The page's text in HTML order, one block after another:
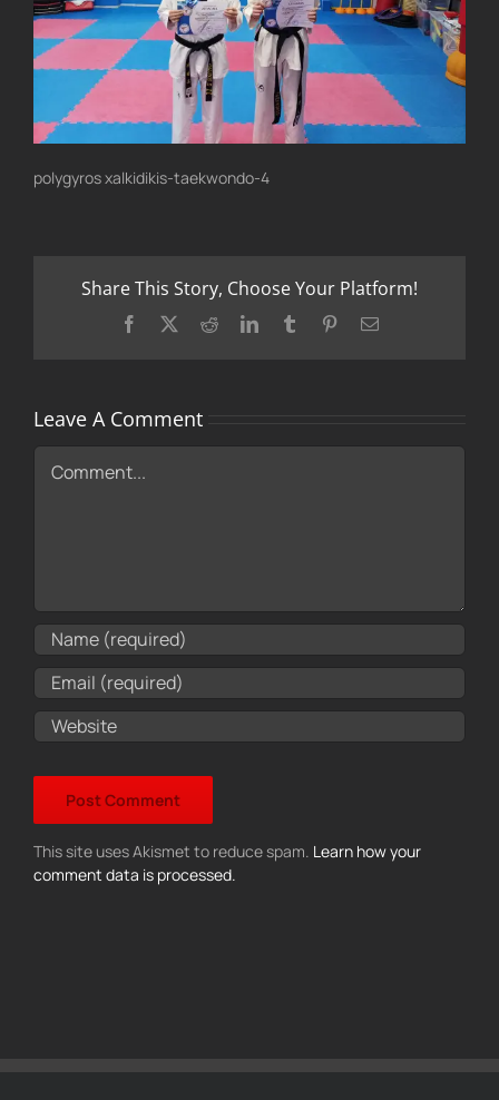
polygyros xalkidikis-taekwondo-4
Share This Story, Choose Your Platform!
Facebook RedditLinkedInTumblr PinterestEmail
Leave A Comment
Comment
This site uses Akismet to reduce spam. Learn how your
comment data is processed.